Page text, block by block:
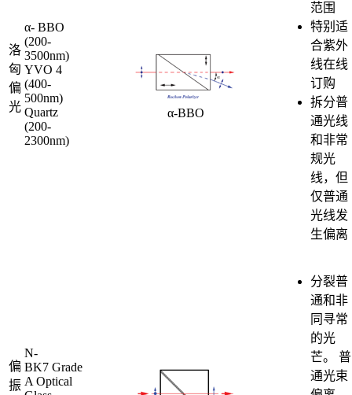
洛
匈
偏
光
α- BBO
(200-
3500nm)
YVO 4
(400-
500nm)
Quartz
(200-
2300nm)
α-BBO
范围
特别适
合紫外
线在线
订购
拆分普
通光线
和非常
规光
线，但
仅普通
光线发
生偏离
偏
振
N-
BK7 Grade
A Optical
分裂普
通和非
同寻常
的光
芒。 普
通光束